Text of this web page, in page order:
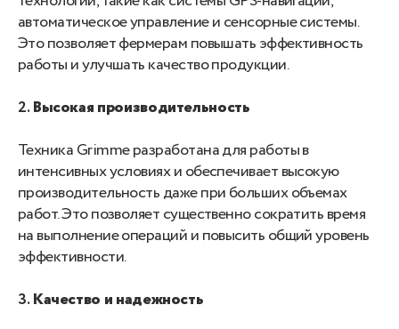
автоматическое управление и сенсорные системы.
Это позволяет фермерам повышать эффективность
работы и улучшать качество продукции.
2.Высокая производительность
Техника Grimme разработана для работы в
интенсивных условиях и обеспечивает высокую
производительность даже при больших объемах
работ. Это позволяет существенно сократить время
на выполнение операций и повысить общий уровень
эффективности.
3.Качество и надежность